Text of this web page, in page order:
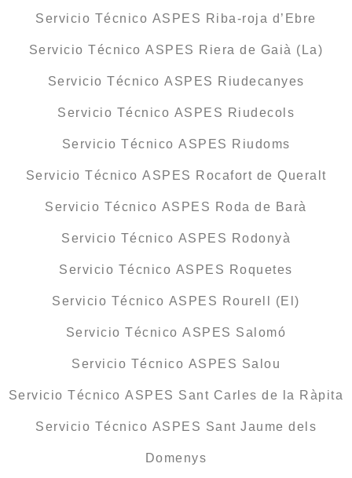
Servicio Técnico ASPES Riba-roja d’Ebre
Servicio Técnico ASPES Riera de Gaià (La)
Servicio Técnico ASPES Riudecanyes
Servicio Técnico ASPES Riudecols
Servicio Técnico ASPES Riudoms
Servicio Técnico ASPES Rocafort de Queralt
Servicio Técnico ASPES Roda de Barà
Servicio Técnico ASPES Rodonyà
Servicio Técnico ASPES Roquetes
Servicio Técnico ASPES Rourell (El)
Servicio Técnico ASPES Salomó
Servicio Técnico ASPES Salou
Servicio Técnico ASPES Sant Carles de la Ràpita
Servicio Técnico ASPES Sant Jaume dels
Domenys